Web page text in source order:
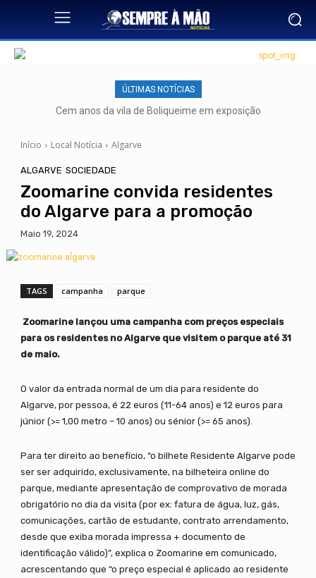
ÚLTIMAS NOTÍCIAS
Cem anos da vila de Boliqueime em exposição
Início Local Notícia Algarve
ALGARVE SOCIEDADE
Zoomarine convida residentes
do Algarve para a promoção
Maio 19, 2024
TAGS campanha parque
Zoomarine lançou uma campanha com preços especiais
para os residentes no Algarve que visitem o parque até 31
de maio.
O valor da entrada normal de um dia para residente do
Algarve, por pessoa, é 22 euros (11-64 anos) e 12 euros para
júnior (>= 1,00 metro – 10 anos) ou sénior (>= 65 anos).
Para ter direito ao benefício, “o bilhete Residente Algarve pode
ser ser adquirido, exclusivamente, na bilheteira online do
parque, mediante apresentação de comprovativo de morada
obrigatório no dia da visita (por ex: fatura de água, luz, gás,
comunicações, cartão de estudante, contrato arrendamento,
desde que exiba morada impressa + documento de
identificação válido)”, explica o Zoomarine em comunicado,
acrescentando que “o preço especial é aplicado ao residente